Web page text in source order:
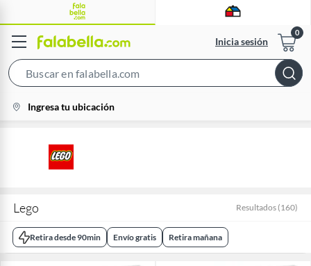
Inicia sesión
Bar
location-
icon
Ingresa tu ubicación
Lego Resultados (160)
Retira desde 90min Envío gratis Retira mañana